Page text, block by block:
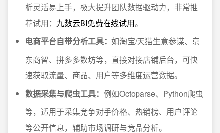
析灵活易上手，极大提升团队数据驱动力，非常推
荐试用： 九数云BI免费在线试用。
电商平台自带分析工具： 如淘宝/天猫生意参谋、京
东商智、拼多多数坊等，直接对接店铺后台，可快
速获取流量、商品、用户等多维度运营数据。
数据采集与爬虫工具： 例如Octoparse、Python爬虫
等，适用于采集竞争对手价格、热销榜、用户评论
等公开信息，辅助市场调研与竞品分析。